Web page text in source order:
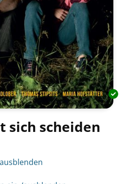
sich scheiden